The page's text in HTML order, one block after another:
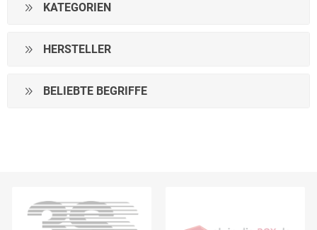
KATEGORIEN
HERSTELLER
BELIEBTE BEGRIFFE